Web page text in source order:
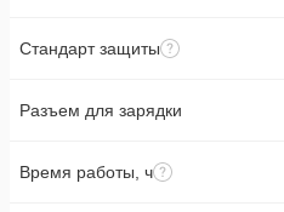
Стандарт защиты
Разъем для зарядки
Время работы, ч